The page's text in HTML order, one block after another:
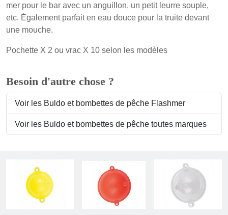
mer pour le bar avec un anguillon, un petit leurre souple,
etc. Également parfait en eau douce pour la truite devant
une mouche.
Pochette X 2 ou vrac X 10 selon les modèles
Besoin d'autre chose ?
Voir les Buldo et bombettes de pêche Flashmer
Voir les Buldo et bombettes de pêche toutes marques